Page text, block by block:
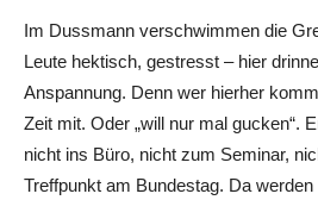
Im Dussmann verschwimmen die
Leute hektisch, gestresst – hier
Anspannung. Denn wer hierher
Zeit mit. Oder „will nur mal gucken“.
nicht ins Büro, nicht zum Seminar,
Treffpunkt am Bundestag. Da